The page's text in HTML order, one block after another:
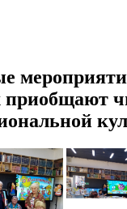
приобщают